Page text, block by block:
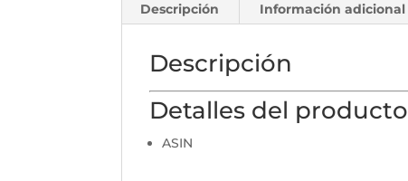
Descripción Información adicional
Descripción
Detalles del producto
ASIN